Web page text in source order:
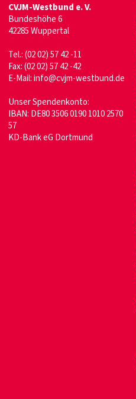
CVJM-Westbund e. V.
Bundeshöhe 6
42285 Wuppertal
Tel.: (02 02) 57 42 -11
Fax: (02 02) 57 42 -42
E-Mail:info@cvjm-westbund.de
Unser Spendenkonto:
IBAN: DE80 3506 0190 1010 2570
57
KD-Bank eG Dortmund